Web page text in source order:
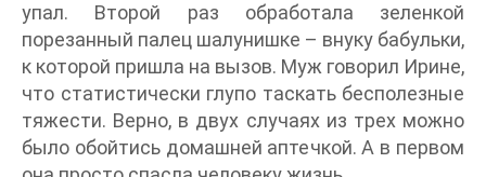
упал. Второй раз обработала зеленкой
порезанный палец шалунишке – внуку бабульки,
к которой пришла на вызов. Муж говорил Ирине,
что статистически глупо таскать бесполезные
тяжести. Верно, в двух случаях из трех можно
было обойтись домашней аптечкой. А в первом